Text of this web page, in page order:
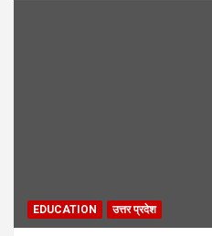
EDUCATION उत्तर प्रदेश